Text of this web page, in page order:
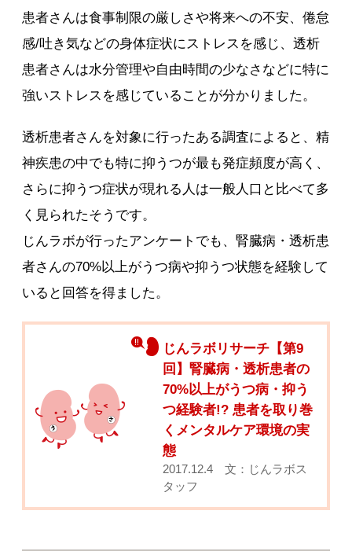
患者さんは食事制限の厳しさや将来への不安、倦怠
感/吐き気などの身体症状にストレスを感じ、透析
患者さんは水分管理や自由時間の少なさなどに特に
強いストレスを感じていることが分かりました。
透析患者さんを対象に行ったある調査によると、精
神疾患の中でも特に抑うつが最も発症頻度が高く、
さらに抑うつ症状が現れる人は一般人口と比べて多
く見られたそうです。
じんラボが行ったアンケートでも、腎臓病・透析患
者さんの70%以上がうつ病や抑うつ状態を経験して
いると回答を得ました。
じんラボリサーチ【第9
回】腎臓病・透析患者の
70%以上がうつ病・抑う
つ経験者!? 患者を取り巻
くメンタルケア環境の実
態
2017.12.4 文：じんラボス
タッフ